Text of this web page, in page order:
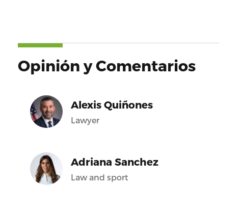
Opinión y Comentarios
Alexis Quiñones
Lawyer
Adriana Sanchez
Law and sport